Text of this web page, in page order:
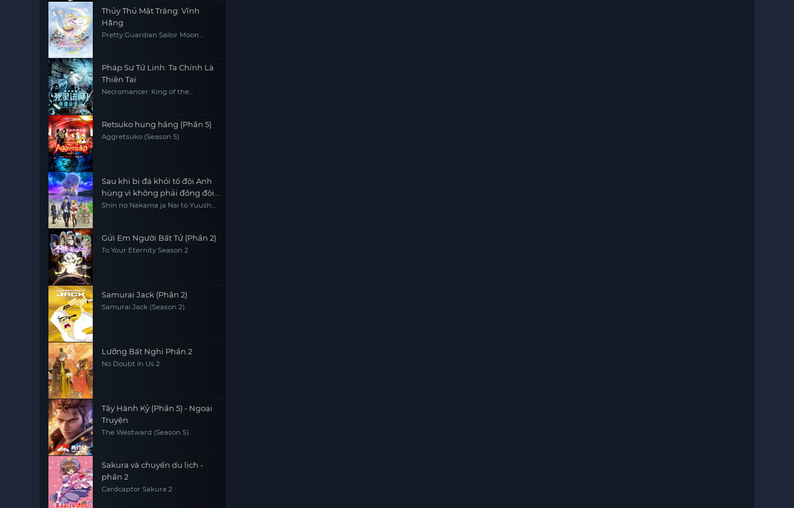
Thủy Thủ Mặt Trăng: Vĩnh
Hằng
Pretty Guardian Sailor Moon
Pháp Sư Tử Linh: Ta Chính Là
Thiên Tai
Necromancer: King of the
Retsuko hung hăng (Phần 5)
Aggretsuko (Season 5)
Sau khi bị đá khỏi tổ đội Anh
hùng vì không phải đồng đội
thực sự của họ, tôi quyết định
Shin no Nakama ja Nai to Yuusha
the Hero's Party, I Decided to Live
a Quiet Life in the Countryside
Gửi Em Người Bất Tử (Phần 2)
To Your Eternity Season 2
Samurai Jack (Phần 2)
Samurai Jack (Season 2)
Lưỡng Bất Nghi Phần 2
No Doubt In Us 2
Tây Hành Kỷ (Phần 5) - Ngoại
Truyện
The Westward (Season 5)
Sakura và chuyến du lịch -
phần 2
Cardcaptor Sakura 2